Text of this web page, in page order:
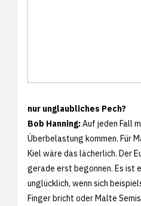
nur unglaubliches Pech?
Bob Hanning:Auf jeden Fall
Überbelastung kommen. Für
Kiel wäre das lächerlich. Der
gerade erst begonnen. Es ist
unglücklich, wenn sich
Finger bricht oder Malte